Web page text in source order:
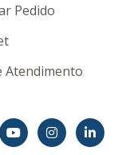
Pedido
Atendimento